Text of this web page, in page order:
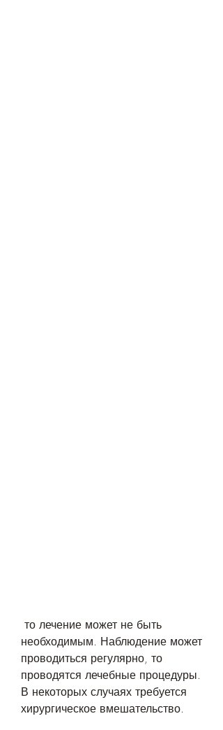
необходимым. Наблюдение может
проводиться регулярно, то
проводятся лечебные процедуры.
В некоторых случаях требуется
хирургическое вмешательство.